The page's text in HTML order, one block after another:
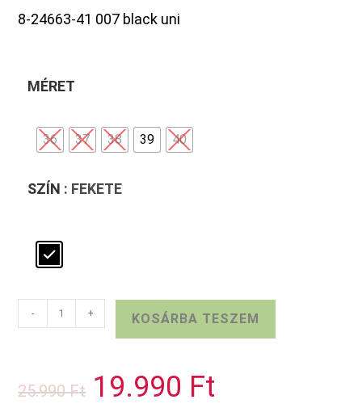
8-24663-41 007 black uni
MÉRET
36 37 38 39 40
SZÍN : FEKETE
TEX
mennyiség
- + KOSÁRBA TESZEM
25.990Ft
Original
price
was:
19.990 Ft